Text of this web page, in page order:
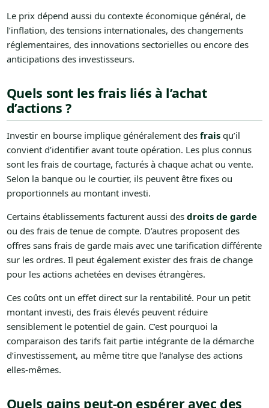
Le prix dépend aussi du contexte économique général, de
l’inflation, des tensions internationales, des changements
réglementaires, des innovations sectorielles ou encore des
anticipations des investisseurs.
Quels sont les frais liés à l’achat
d’actions ?
Investir en bourse implique généralement des fraisqu’il
convient d’identifier avant toute opération. Les plus connus
sont les frais de courtage, facturés à chaque achat ou vente.
Selon la banque ou le courtier, ils peuvent être fixes ou
proportionnels au montant investi.
Certains établissements facturent aussi des droits de garde
ou des frais de tenue de compte. D’autres proposent des
offres sans frais de garde mais avec une tarification différente
sur les ordres. Il peut également exister des frais de change
pour les actions achetées en devises étrangères.
Ces coûts ont un effet direct sur la rentabilité. Pour un petit
montant investi, des frais élevés peuvent réduire
sensiblement le potentiel de gain. C’est pourquoi la
comparaison des tarifs fait partie intégrante de la démarche
d’investissement, au même titre que l’analyse des actions
elles-mêmes.
Quels gains peut-on espérer avec des